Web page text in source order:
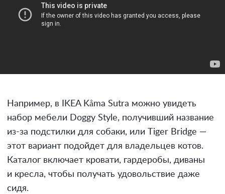
Например, в IKEA Kåma Sutra можно увидеть
набор мебели Doggy Style, получивший название
из-за подстилки для собаки, или Tiger Bridge —
этот вариант подойдет для владельцев котов.
Каталог включает кровати, гардеробы, диваны
и кресла, чтобы получать удовольствие даже
сидя.